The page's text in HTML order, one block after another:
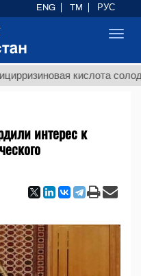
кислота
интерес к
ENG TM РУС